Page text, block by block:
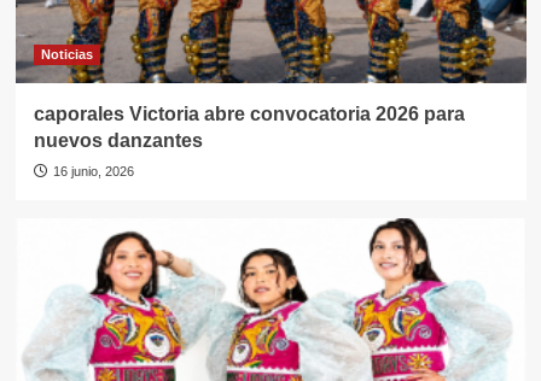
Noticias
caporales Victoria abre convocatoria 2026 para
nuevos danzantes
16 junio, 2026